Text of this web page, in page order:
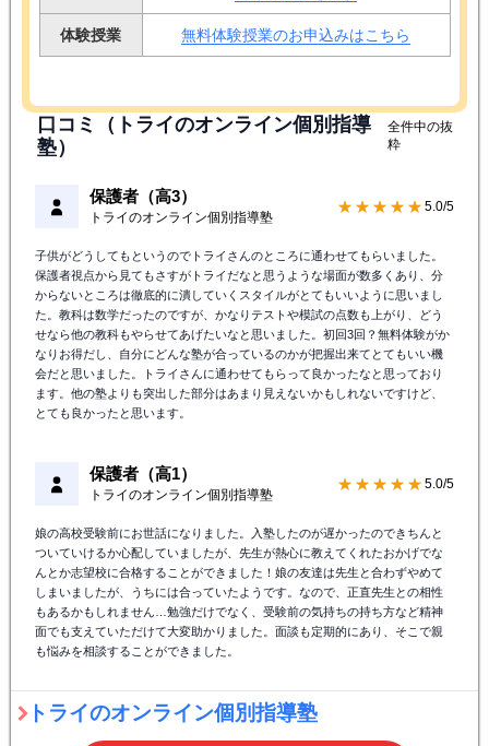
体験授業 無料体験授業のお申込みはこちら
口コミ（トライのオンライン個別指導
塾）
全件中の抜
粋
保護者（高3）
トライのオンライン個別指導塾
★★★★★ 5.0/5
子供がどうしてもというのでトライさんのところに通わせてもらいました。
保護者視点から見てもさすがトライだなと思うような場面が数多くあり、分
からないところは徹底的に潰していくスタイルがとてもいいように思いまし
た。教科は数学だったのですが、かなりテストや模試の点数も上がり、どう
せなら他の教科もやらせてあげたいなと思いました。初回3回？無料体験がか
なりお得だし、自分にどんな塾が合っているのかが把握出来てとてもいい機
会だと思いました。トライさんに通わせてもらって良かったなと思っており
ます。他の塾よりも突出した部分はあまり見えないかもしれないですけど、
とても良かったと思います。
保護者（高1）
トライのオンライン個別指導塾
★★★★★ 5.0/5
娘の高校受験前にお世話になりました。入塾したのが遅かったのできちんと
ついていけるか心配していましたが、先生が熱心に教えてくれたおかげでな
んとか志望校に合格することができました！娘の友達は先生と合わずやめて
しまいましたが、うちには合っていたようです。なので、正直先生との相性
もあるかもしれません…勉強だけでなく、受験前の気持ちの持ち方など精神
面でも支えていただけて大変助かりました。面談も定期的にあり、そこで親
も悩みを相談することができました。
トライのオンライン個別指導塾